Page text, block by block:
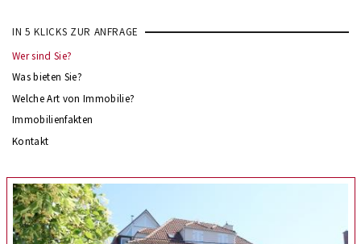
IN 5 KLICKS ZUR ANFRAGE
Wer sind Sie?
Was bieten Sie?
Welche Art von Immobilie?
Immobilienfakten
Kontakt